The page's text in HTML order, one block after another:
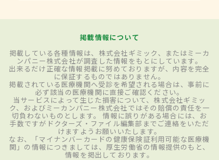
掲載情報について
掲載している各種情報は、株式会社ギミック、またはミーカ
ンパニー株式会社が調査した情報をもとにしています。
出来るだけ正確な情報掲載に努めておりますが、内容を完全
に保証するものではありません。
掲載されている医療機関へ受診を希望される場合は、事前に
必ず該当の医療機関に直接ご確認ください。
当サービスによって生じた損害について、株式会社ギミッ
ク、およびミーカンパニー株式会社ではその賠償の責任を一
切負わないものとします。 情報に誤りがある場合には、お
手数ですがドクターズ・ファイル編集部までご連絡をいただ
けますようお願いいたします。
なお、「マイナンバーカードの健康保険証利用可能な医療機
関」の情報につきましては、厚生労働省の情報提供のもと、
情報を掲出しております。